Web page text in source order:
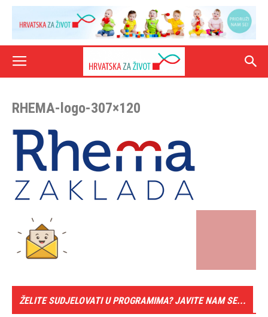
RHEMA-logo-307×120
ŽELITE SUDJELOVATI U PROGRAMIMA? JAVITE NAM SE...